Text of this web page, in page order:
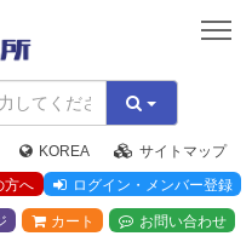
KOREA
サイトマップ
方へ
ログイン・メンバー登録
カート お問い合わせ